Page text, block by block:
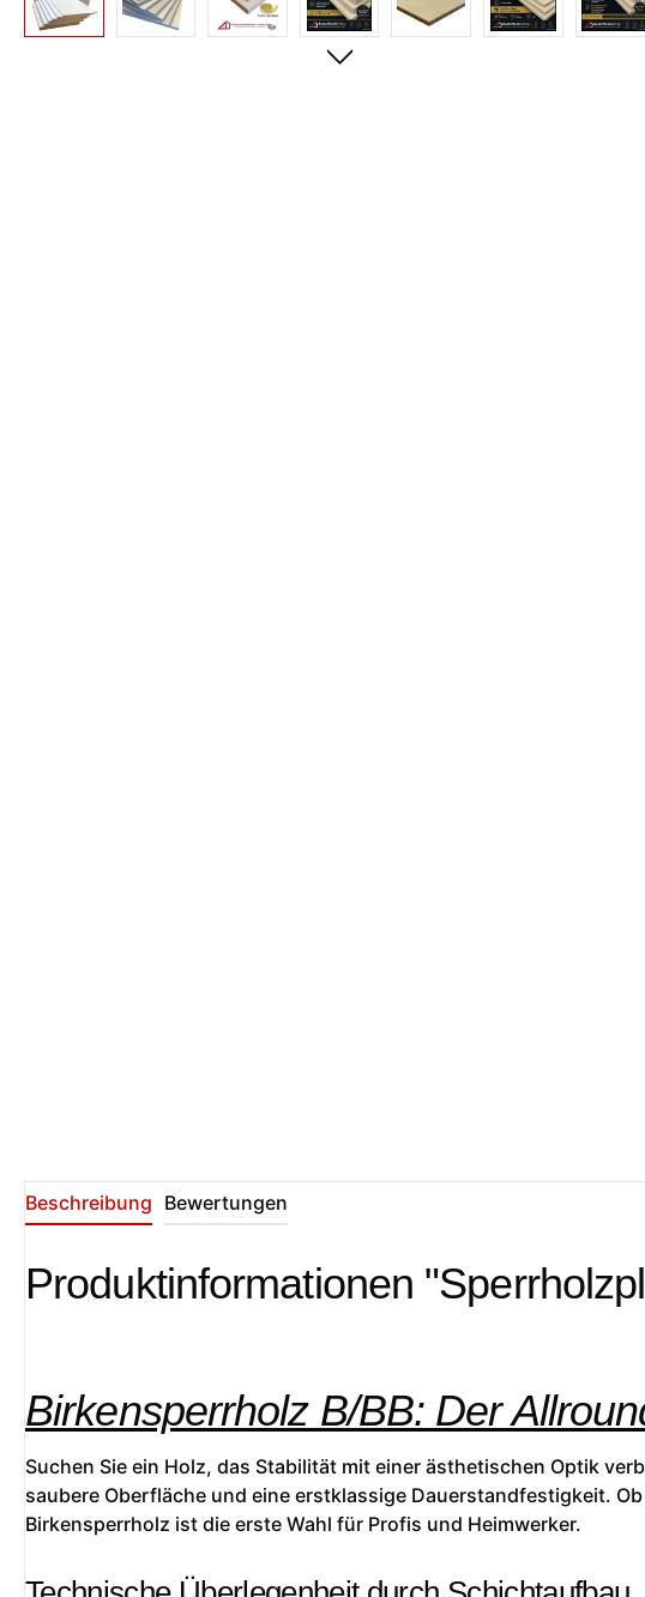
Beschreibung Bewertungen
Produktinformationen
Birkensperrholz B/BB: Der
Suchen Sie ein Holz, das Stabilität mit einer ästhetischen Optik
saubere Oberfläche und eine erstklassige Dauerstandfestigkeit.
Birkensperrholz ist die erste Wahl für Profis und Heimwerker.